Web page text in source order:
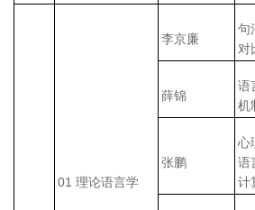
01 理论语言学
李京廉
句
对
薛锦
语
机
张鹏
心
语
计